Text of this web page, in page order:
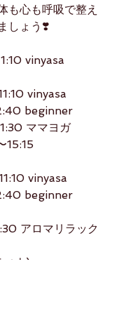
も心も呼吸で整え
しょう❣️
vinyasa
vinyasa
beginner
ママヨガ
vinyasa
beginner
アロマリラック
(ティナ)